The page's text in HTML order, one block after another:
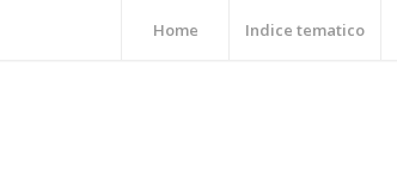
Home Indice tematico